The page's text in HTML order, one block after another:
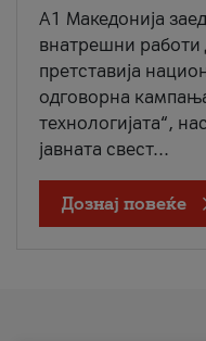
A1 Македонија
внатрешни работи
претставија
одговорна
технологијата“,
јавната свест...
Дознај повеќе